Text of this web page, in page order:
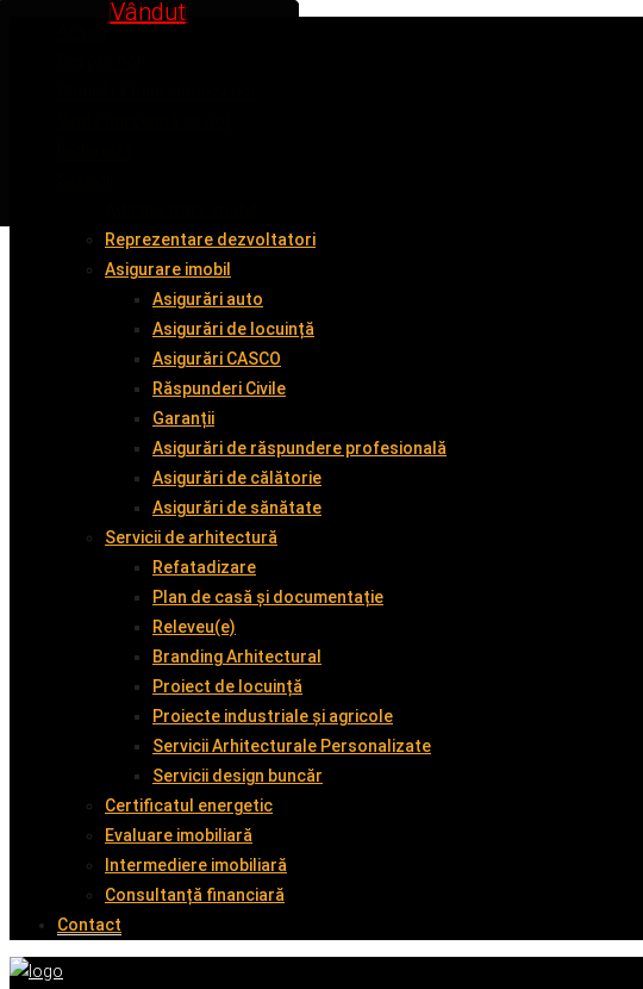
Reprezentare dezvoltatori
Asigurare imobil
Asigurări auto
Asigurări de locuință
Asigurări CASCO
Răspunderi Civile
Garanții
Asigurări de răspundere profesională
Asigurări de călătorie
Asigurări de sănătate
Servicii de arhitectură
Refatadizare
Plan de casă și documentație
Releveu(e)
Branding Arhitectural
Proiect de locuință
Proiecte industriale și agricole
Servicii Arhitecturale Personalizate
Servicii design buncăr
Certificatul energetic
Evaluare imobiliară
Intermediere imobiliară
Consultanță financiară
Contact
Vândut
Vândut
Inchiriat
Inchiriat
Vândut
Vândut